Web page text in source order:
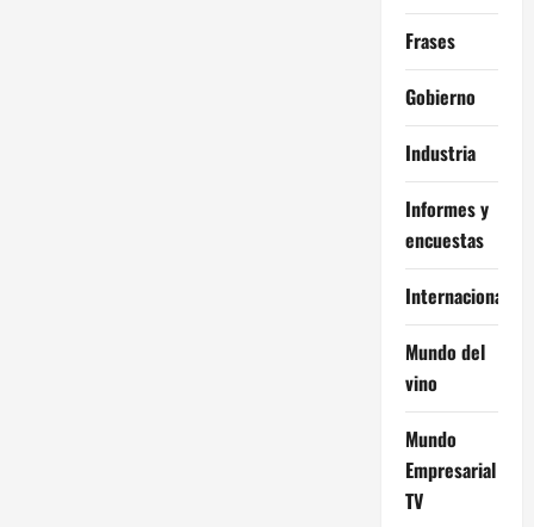
Frases
Gobierno
Industria
Informes y
encuestas
Internacional
Mundo del
vino
Mundo
Empresarial
TV